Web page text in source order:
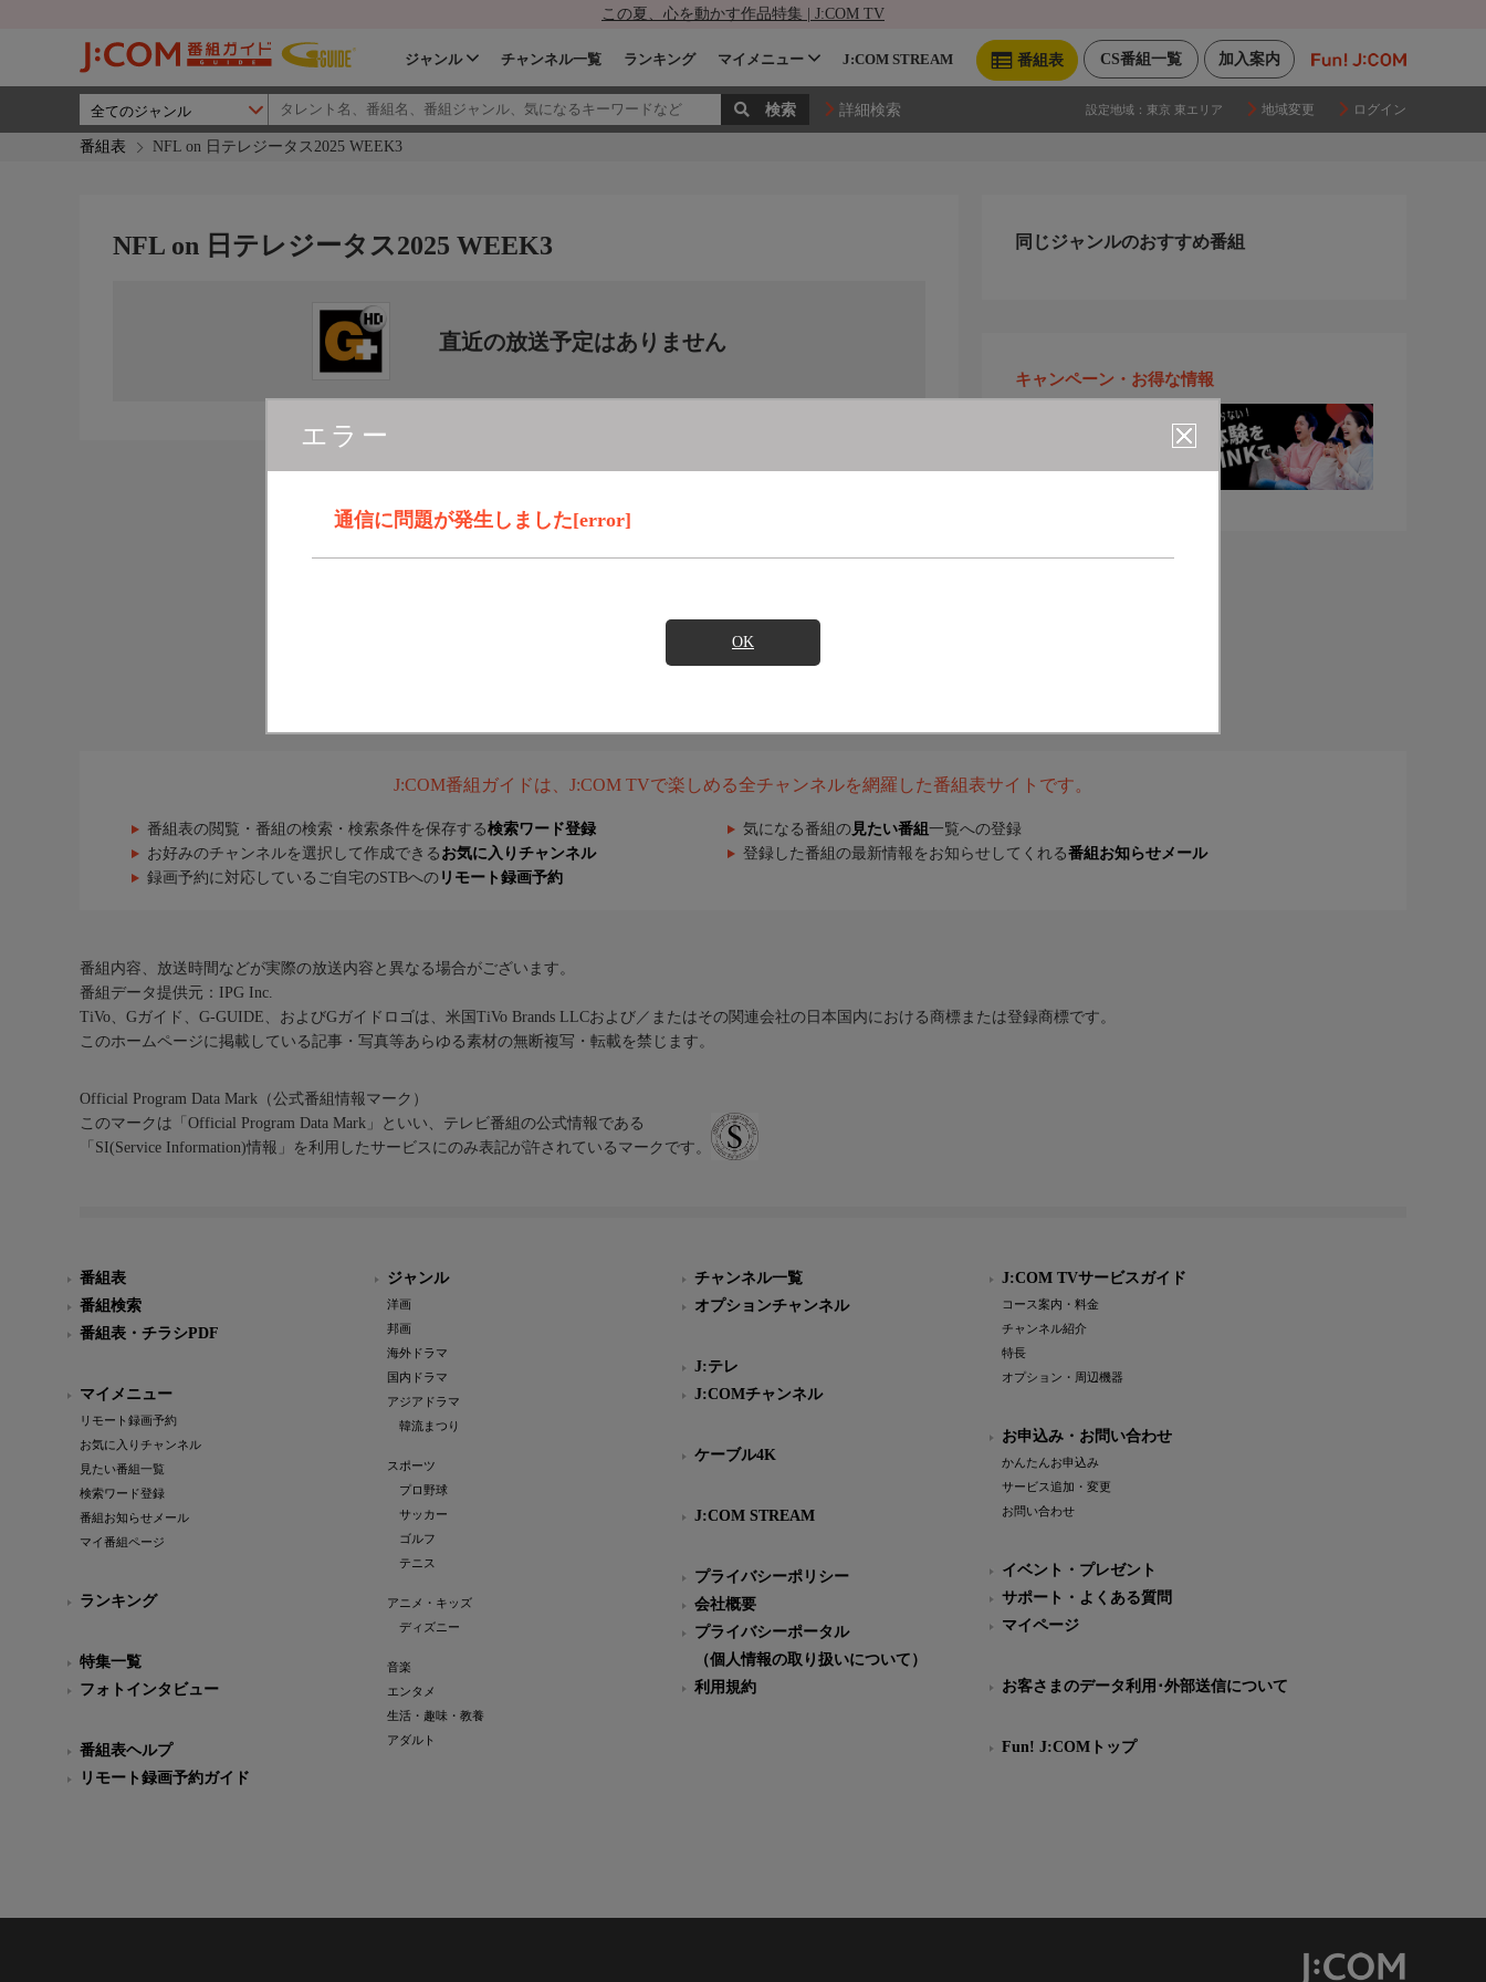
この夏、心を動かす作品特集 | J:COM TV
加入案内
CS番組一覧
番組表
ジャンル チャンネル一覧 ランキング マイメニュー J:COM STREAM
詳細検索 設定地域： 東京 東エリア 地域変更 ログイン
番組表 NFL on 日テレジータス2025 WEEK3
エラー
通信に問題が発生しました[error]
OK
NFL on 日テレジータス2025 WEEK3
直近の放送予定はありません
同じジャンルのおすすめ番組
キャンペーン・お得な情報
J:COM番組ガイドは、J:COM TVで楽しめる全チャンネルを網羅した番組表サイトです。
番組表の閲覧・番組の検索・検索条件を保存する検索ワード登録 気になる番組の 見たい番組 一覧への登録
お好みのチャンネルを選択して作成できる お気に入りチャンネル 登録した番組の最新情報をお知らせしてくれる番組お知らせメール
録画予約に対応しているご自宅のSTBへの リモート録画予約
番組内容、放送時間などが実際の放送内容と異なる場合がございます。
番組データ提供元：IPG Inc.
TiVo、Gガイド、G-GUIDE、およびGガイドロゴは、米国TiVo Brands LLCおよび／またはその関連会社の日本国内における商標または登録商標です。
このホームページに掲載している記事・写真等あらゆる素材の無断複写・転載を禁じます。
Official Program Data Mark（公式番組情報マーク）
このマークは「Official Program Data Mark」といい、テレビ番組の公式情報である
「SI(Service Information)情報」を利用したサービスにのみ表記が許されているマークです。
番組表
番組検索
番組表・チラシPDF
マイメニュー
リモート録画予約
お気に入りチャンネル
見たい番組一覧
検索ワード登録
番組お知らせメール
マイ番組ページ
ランキング
特集一覧
フォトインタビュー
番組表ヘルプ
リモート録画予約ガイド
ジャンル
洋画
邦画
海外ドラマ
国内ドラマ
アジアドラマ
韓流まつり
スポーツ
プロ野球
サッカー
ゴルフ
テニス
アニメ・キッズ
ディズニー
音楽
エンタメ
生活・趣味・教養
アダルト
チャンネル一覧
オプションチャンネル
J:テレ
J:COMチャンネル
ケーブル4K
J:COM STREAM
プライバシーポリシー
会社概要
プライバシーポータル
（個人情報の取り扱いについて）
利用規約
J:COM TVサービスガイド
コース案内・料金
チャンネル紹介
特長
オプション・周辺機器
お申込み・お問い合わせ
かんたんお申込み
サービス追加・変更
お問い合わせ
イベント・プレゼント
サポート・よくある質問
マイページ
お客さまのデータ利用･外部送信について
Fun! J:COMトップ